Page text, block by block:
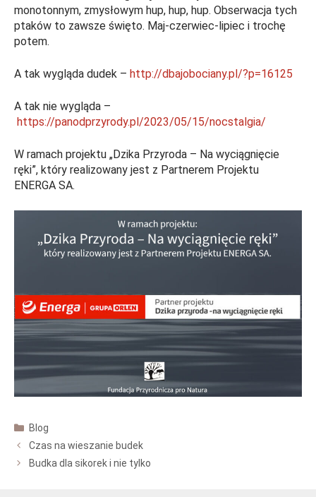
monotonnym, zmysłowym hup, hup, hup. Obserwacja tych
ptaków to zawsze święto. Maj-czerwiec-lipiec i trochę
potem.
A tak wygląda dudek – http://dbajobociany.pl/?p=16125
A tak nie wygląda –
https://panodprzyrody.pl/2023/05/15/nocstalgia/
W ramach projektu „Dzika Przyroda – Na wyciągnięcie
ręki”, który realizowany jest z Partnerem Projektu
ENERGA SA.
Kategorie
Blog
Czas na wieszanie budek
Budka dla sikorek i nie tylko